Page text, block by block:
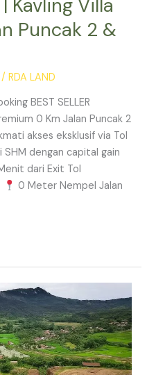
Kavling Villa
Puncak 2 &
/RDA LAND
BEST SELLER
0 Km Jalan Puncak 2
akses eksklusif via Tol
dengan capital gain
dari Exit Tol
0 Meter Nempel Jalan